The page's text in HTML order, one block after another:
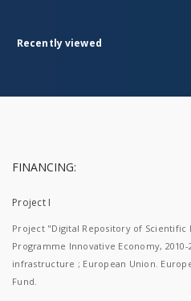
Recently viewed
FINANCING:
Project I
Project "Digital Repository of Scientific
Programme Innovative Economy, 2010-
infrastructure ; European Union.
Fund.